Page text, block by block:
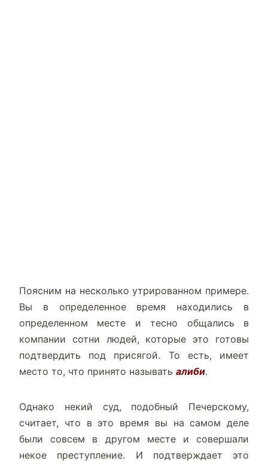
Поясним на несколько утрированном примере.
Вы в определенное время находились в
определенном месте и тесно общались в
компании сотни людей, которые это готовы
подтвердить под присягой. То есть, имеет
место то, что принято называть алиби.
Однако некий суд, подобный Печерскому,
считает, что в это время вы на самом деле
были совсем в другом месте и совершали
некое преступление. И подтверждает это